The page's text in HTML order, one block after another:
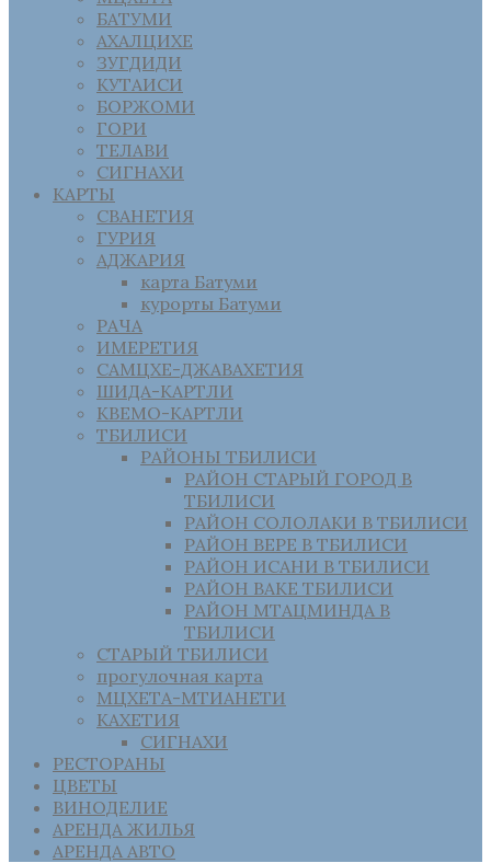
БАТУМИ
АХАЛЦИХЕ
ЗУГДИДИ
КУТАИСИ
БОРЖОМИ
ГОРИ
ТЕЛАВИ
СИГНАХИ
КАРТЫ
СВАНЕТИЯ
ГУРИЯ
АДЖАРИЯ
карта Батуми
курорты Батуми
РАЧА
ИМЕРЕТИЯ
САМЦХЕ-ДЖАВАХЕТИЯ
ШИДА-КАРТЛИ
КВЕМО-КАРТЛИ
ТБИЛИСИ
РАЙОНЫ ТБИЛИСИ
РАЙОН СТАРЫЙ ГОРОД В
ТБИЛИСИ
РАЙОН СОЛОЛАКИ В ТБИЛИСИ
РАЙОН ВЕРЕ В ТБИЛИСИ
РАЙОН ИСАНИ В ТБИЛИСИ
РАЙОН ВАКЕ ТБИЛИСИ
РАЙОН МТАЦМИНДА В
ТБИЛИСИ
СТАРЫЙ ТБИЛИСИ
прогулочная карта
МЦХЕТА-МТИАНЕТИ
КАХЕТИЯ
СИГНАХИ
РЕСТОРАНЫ
ЦВЕТЫ
ВИНОДЕЛИЕ
АРЕНДА ЖИЛЬЯ
АРЕНДА АВТО